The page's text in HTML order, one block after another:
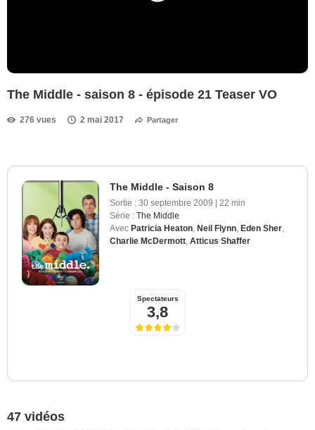
The Middle - saison 8 - épisode 21 Teaser VO
276 vues 2 mai 2017 Partager
The Middle - Saison 8
Sortie : 30 septembre 2009 | 22 min
Série : The Middle
Avec Patricia Heaton Neil Flynn Eden Sher
Charlie McDermott Atticus Shaffer
Spectateurs
3,8
47 vidéos